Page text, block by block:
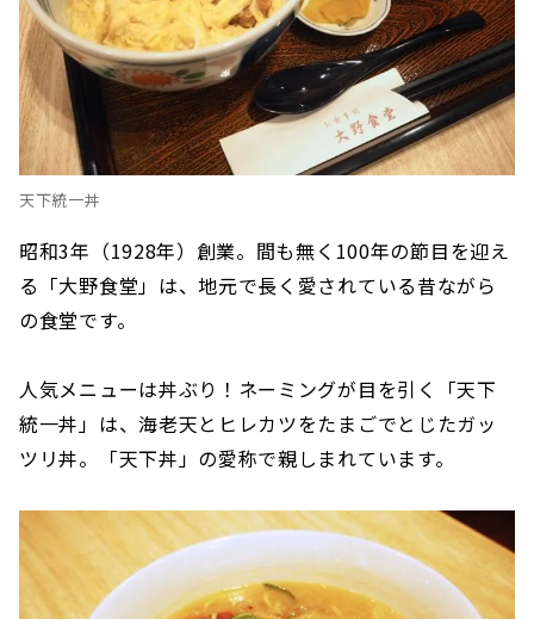
天下統一丼
昭和3年（1928年）創業。間も無く100年の節目を迎え
る「大野食堂」は、地元で長く愛されている昔ながら
の食堂です。
人気メニューは丼ぶり！ネーミングが目を引く「天下
統一丼」は、海老天とヒレカツをたまごでとじたガッ
ツリ丼。「天下丼」の愛称で親しまれています。